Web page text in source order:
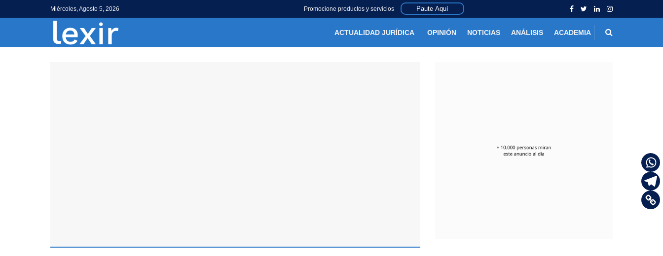
Miércoles, Agosto 5, 2026 Promocione productos y servicios Paute Aquí
ACTUALIDAD JURÍDICA OPINIÓN NOTICIAS ANÁLISIS ACADEMIA